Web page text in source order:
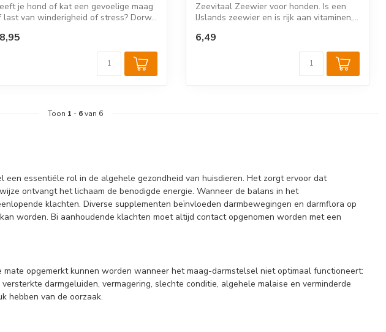
je hond of kat een gevoelige maag
last van winderigheid of stress? Dorw...
Zeevitaal Zeewier voor honden. Is een
IJslands zeewier en is rijk aan vitaminen,...
6,49
Toon 1 - 6van 6
essentiële rol in de algehele gezondheid van huisdieren. Het zorgt ervoor dat
ontvangt het lichaam de benodigde energie. Wanneer de balans in het
klachten. Diverse supplementen beïnvloeden darmbewegingen en darmflora op
worden. Bi aanhoudende klachten moet altijd contact opgenomen worden met een
opgemerkt kunnen worden wanneer het maag-darmstelsel niet optimaal functioneert:
darmgeluiden, vermagering, slechte conditie, algehele malaise en verminderde
hebben van de oorzaak.